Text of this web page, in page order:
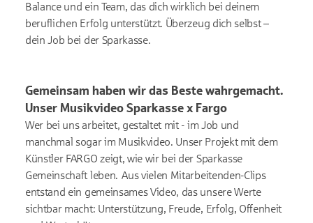
Balance und ein Team, das dich wirklich bei deinem
beruflichen Erfolg unterstützt. Überzeug dich selbst –
dein Job bei der Sparkasse.
Gemeinsam haben wir das Beste wahrgemacht.
Unser Musikvideo Sparkasse x Fargo
Wer bei uns arbeitet, gestaltet mit - im Job und
manchmal sogar im Musikvideo. Unser Projekt mit dem
Künstler FARGO zeigt, wie wir bei der Sparkasse
Gemeinschaft leben. Aus vielen Mitarbeitenden-Clips
entstand ein gemeinsames Video, das unsere Werte
sichtbar macht: Unterstützung, Freude, Erfolg, Offenheit